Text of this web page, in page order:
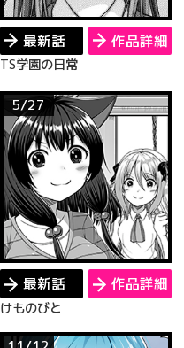
最新話 作品詳細
TS学園の日常
5/27
最新話 作品詳細
けものびと